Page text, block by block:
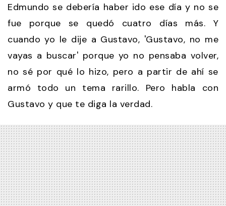
Edmundo se debería haber ido ese día y no se
fue porque se quedó cuatro días más. Y
cuando yo le dije a Gustavo, 'Gustavo, no me
vayas a buscar' porque yo no pensaba volver,
no sé por qué lo hizo, pero a partir de ahí se
armó todo un tema rarillo. Pero habla con
Gustavo y que te diga la verdad.